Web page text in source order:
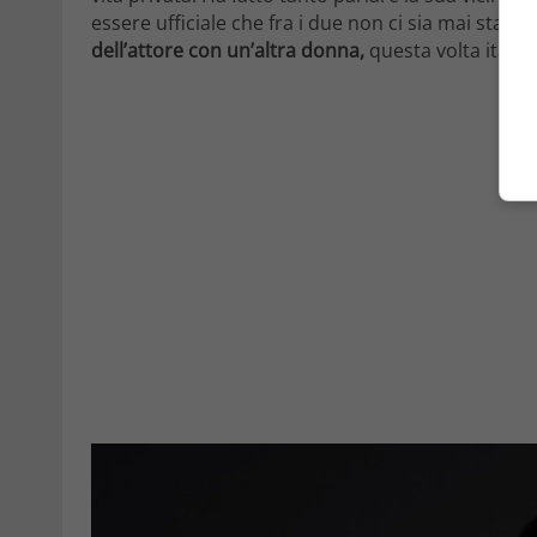
essere ufficiale che fra i due non ci sia mai stato
dell’attore con un’altra donna, questa volta